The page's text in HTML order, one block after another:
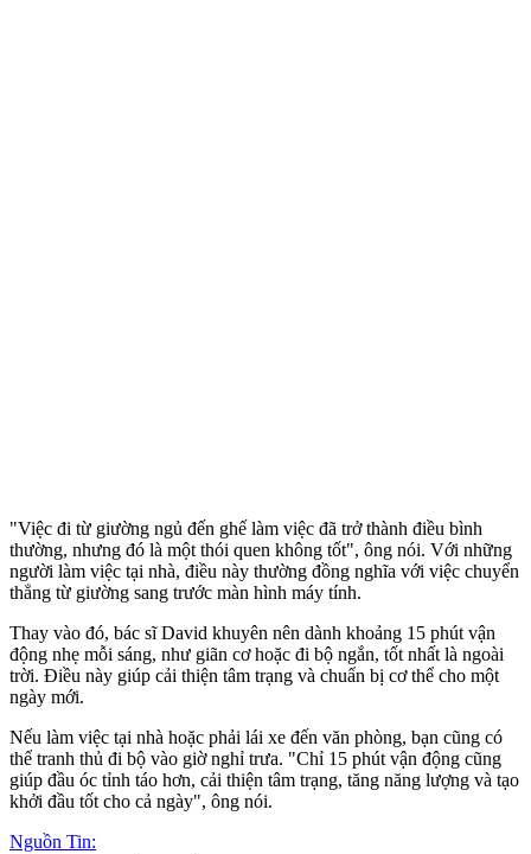
"Việc đi từ giường ngủ đến ghế làm việc đã trở thành điều bình
thường, nhưng đó là một thói quen không tốt", ông nói. Với những
người làm việc tại nhà, điều này thường đồng nghĩa với việc chuyển
thẳng từ giường sang trước màn hình máy tính.
Thay vào đó, bác sĩ David khuyên nên dành khoảng 15 phút vận
động nhẹ mỗi sáng, như giãn cơ hoặc đi bộ ngắn, tốt nhất là ngoài
trời. Điều này giúp cải thiện tâm trạng và chuẩn bị c‌ơ th‌ể cho một
ngày mới.
Nếu làm việc tại nhà hoặc phải lái xe đến văn phòng, bạn cũng có
thể tranh thủ đi bộ vào giờ nghỉ trưa. "Chỉ 15 phút vận động cũng
giúp đầu óc tỉnh táo hơn, cải thiện tâm trạng, tăng năng lượng và tạo
khởi đầu tốt cho cả ngày", ông nói.
Nguồn Tin: